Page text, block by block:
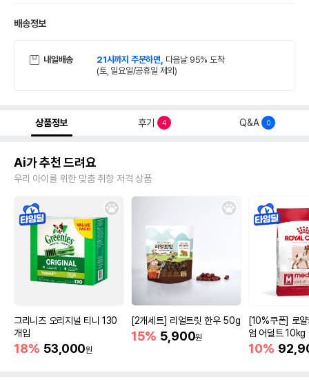
배송정보
내일배송 21시까지 주문하면, 다음날 95% 도착
(토, 일요일/공휴일 제외)
상품정보 후기 4 Q&A 0
Ai가 추천 드려요
우리 아이를 위한 맞춤 취향 저격 상품
그리니즈 오리지널 티니 130
개입
18% 53,000원
[2개세트] 리얼트릿 한우 50g
15% 5,900원
[10%쿠폰] 로
엄 어덜트 10kg
증진
10%